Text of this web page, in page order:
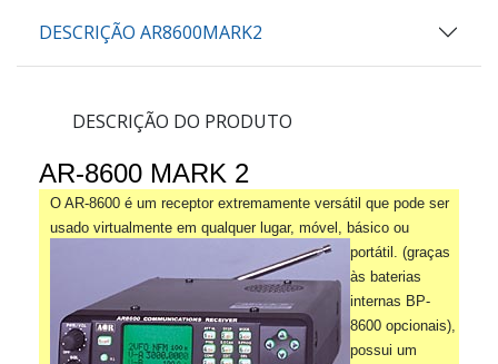
DESCRIÇÃO AR8600MARK2
DESCRIÇÃO DO PRODUTO
AR-8600 MARK 2
O AR-8600 é um receptor extremamente versátil que pode ser
usado virtualmente em qualquer lugar, móvel, básico ou
portátil. (graças
às baterias
internas BP-
8600 opcionais),
possui um